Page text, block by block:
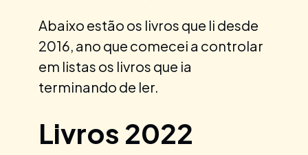
Abaixo estão os livros que li desde
2016, ano que comecei a controlar
em listas os livros que ia
terminando de ler.
Livros 2022